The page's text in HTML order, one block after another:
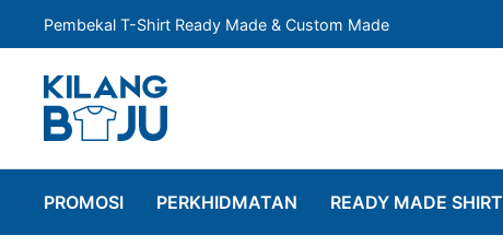
Pembekal T-Shirt Ready Made & Custom Made
PROMOSI PERKHIDMATAN READY MADE SHIRT